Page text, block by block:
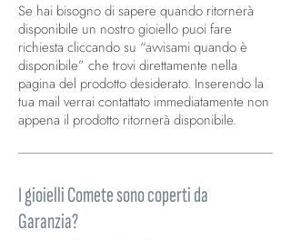
Se hai bisogno di sapere quando ritornerà
disponibile un nostro gioiello puoi fare
richiesta cliccando su “avvisami quando è
disponibile” che trovi direttamente nella
pagina del prodotto desiderato. Inserendo la
tua mail verrai contattato immediatamente non
appena il prodotto ritornerà disponibile.
I gioielli Comete sono coperti da
Garanzia?